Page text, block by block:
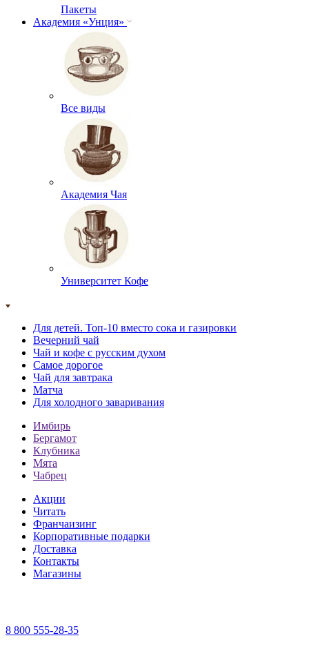
Пакеты
Академия «Унция»
Все виды
Академия Чая
Университет Кофе
Для детей. Топ-10 вместо сока и газировки
Вечерний чай
Чай и кофе с русским духом
Самое дорогое
Чай для завтрака
Матча
Для холодного заваривания
Имбирь
Бергамот
Клубника
Мята
Чабрец
Акции
Читать
Франчаизинг
Корпоративные подарки
Доставка
Контакты
Магазины
8 800 555-28-35